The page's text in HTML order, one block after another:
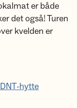
er både
det også! Turen
kvelden er
hytte